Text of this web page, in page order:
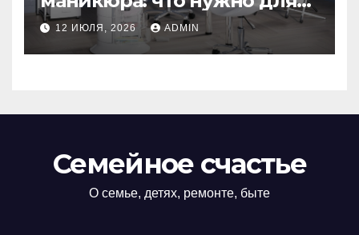
идеального маникюра
12 ИЮЛЯ, 2026 ADMIN
Семейное счастье
О семье, детях, ремонте, быте